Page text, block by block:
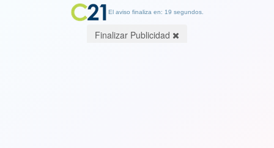
El aviso finaliza en: 19 segundos.
Finalizar Publicidad